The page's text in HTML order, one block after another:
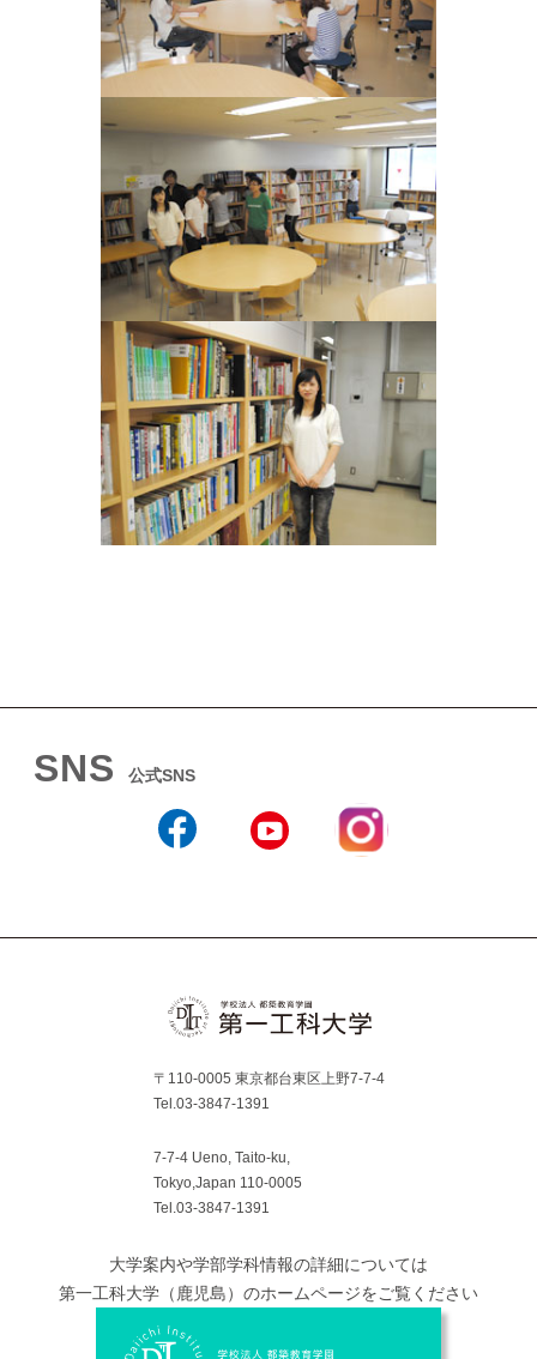
SNS 公式SNS
〒110-0005 東京都台東区上野7-7-4
Tel.03-3847-1391
7-7-4 Ueno, Taito-ku,
Tokyo,Japan 110-0005
Tel.03-3847-1391
大学案内や学部学科情報の詳細については
第一工科大学（鹿児島）のホームページをご覧ください